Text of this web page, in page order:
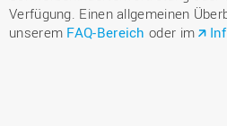
Verfügung. Einen allgemeinen
unserem FAQ-Bereich oder im